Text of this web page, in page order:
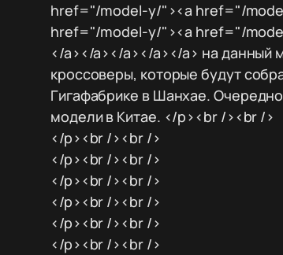
href="/model-y/"><a href="/
href="/model-y/"><a href="/
</a></a></a></a></a> на данный
кроссоверы, которые будут
Гигафабрике в Шанхае.
модели в Китае. </p><br /><br />
</p><br /><br />
</p><br /><br />
</p><br /><br />
</p><br /><br />
</p><br /><br />
</p><br /><br />